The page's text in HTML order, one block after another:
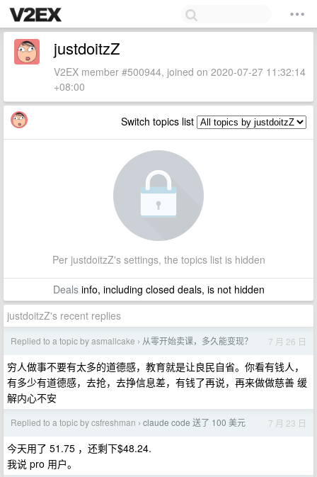
justdoitzZ
V2EX member #500944, joined on 2020-07-27 11:32:14
+08:00
Switch topics list
Per justdoitzZ's settings, the topics list is hidden
Dealsinfo, including closed deals, is not hidden
justdoitzZ's recent replies
Replied to a topic by asmallcake › 从零开始卖课，多久能变现？ 7 月 26 日
穷人做事不要有太多的道德感，教育就是让良民自省。你看有钱人，
有多少有道德感，去抢，去挣信息差，有钱了再说，再来做做慈善 缓
解内心不安
Replied to a topic by csfreshman › claude code 送了 100 美元 7 月 23 日
今天用了 51.75 ，还剩下$48.24.
我说 pro 用户。